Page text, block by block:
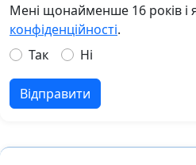
Мені щонайменше 16 років
конфіденційності.
Так
Ні
Відправити